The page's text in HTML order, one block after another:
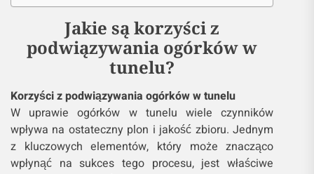
Jakie są korzyści z
podwiązywania ogórków w
tunelu?
Korzyści z podwiązywania ogórków w tunelu
W uprawie ogórków w tunelu wiele czynników
wpływa na ostateczny plon i jakość zbioru. Jednym
z kluczowych elementów, który może znacząco
wpłynąć na sukces tego procesu, jest właściwe